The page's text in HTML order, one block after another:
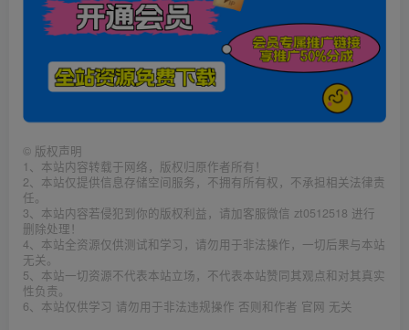
© 版权声明
1、本站内容转载于网络，版权归原作者所有！
2、本站仅提供信息存储空间服务，不拥有所有权，不承担相关法律责
任。
3、本站内容若侵犯到你的版权利益，请加客服微信 zt0512518 进行
删除处理！
4、本站全资源仅供测试和学习，请勿用于非法操作，一切后果与本站
无关。
5、本站一切资源不代表本站立场，不代表本站赞同其观点和对其真实
性负责。
6、本站仅供学习 请勿用于非法违规操作 否则和作者 官网 无关